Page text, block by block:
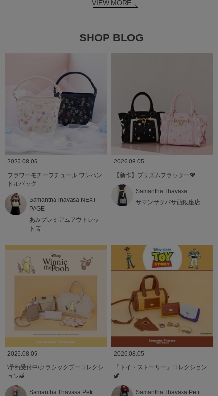
VIEW MORE
SHOP BLOG
2026.08.05
フラワーモチーフチュール ワンハン
ドルバッグ
SamanthaThavasa NEXT
PAGE
あみプレミアムアウトレッ
ト店
2026.08.05
【新作】プリズムフラッター💖
Samantha Thavasa
サマンサタバサ西銀座店
2026.08.05
\予約受付中/クラシックプーコレクシ
ョン🍯
Samantha Thavasa Petit
2026.08.05
『トイ・ストーリー』コレクション
🦖
Samantha Thavasa Petit